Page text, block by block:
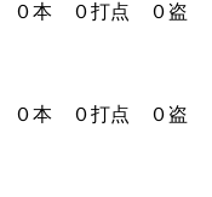
０打点 ０盗
本 ０打点 ０盗